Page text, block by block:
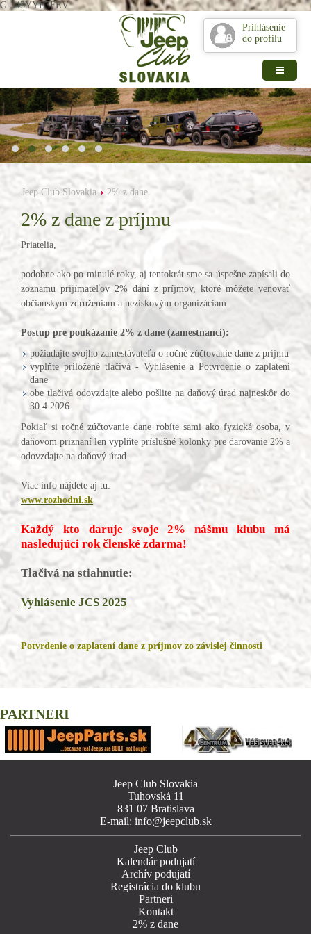
G-343YYE3FEV
Prihlásenie
do profilu
Jeep Club Slovakia 2% z dane
2% z dane z príjmu
Priatelia,
podobne ako po minulé roky, aj tentokrát sme sa úspešne zapísali do
zoznamu prijímateľov 2% daní z príjmov, ktoré môžete venovať
občianskym združeniam a neziskovým organizáciam.
Postup pre poukázanie 2% z dane (zamestnanci):
požiadajte svojho zamestávateľa o ročné zúčtovanie dane z príjmu
vyplňte priložené tlačivá - Vyhlásenie a Potvrdenie o zaplatení
dane
obe tlačivá odovzdajte alebo pošlite na daňový úrad najneskôr do
30.4.2026
Pokiaľ si ročné zúčtovanie dane robíte sami ako fyzická osoba, v
daňovom priznaní len vyplňte príslušné kolonky pre darovanie 2% a
odovzdajte na daňový úrad.
Viac info nájdete aj tu:
www.rozhodni.sk
Každý kto daruje svoje 2% nášmu klubu má
nasledujúci rok členské zdarma!
Tlačivá na stiahnutie:
Vyhlásenie JCS 2025
Potvrdenie o zaplatení dane z príjmov zo závislej činnosti
PARTNERI
Jeep Club Slovakia
Tuhovská 11
831 07 Bratislava
E-mail: info@jeepclub.sk
Jeep Club
Kalendár podujatí
Archív podujatí
Registrácia do klubu
Partneri
Kontakt
2% z dane